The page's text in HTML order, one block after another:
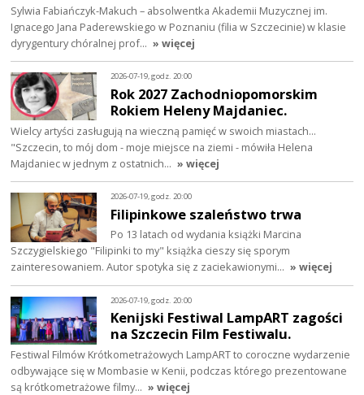
Sylwia Fabiańczyk-Makuch – absolwentka Akademii Muzycznej im.
Ignacego Jana Paderewskiego w Poznaniu (filia w Szczecinie) w klasie
dyrygentury chóralnej prof… » więcej
2026-07-19, godz. 20:00
Rok 2027 Zachodniopomorskim
Rokiem Heleny Majdaniec.
Wielcy artyści zasługują na wieczną pamięć w swoich miastach...
"Szczecin, to mój dom - moje miejsce na ziemi - mówiła Helena
Majdaniec w jednym z ostatnich… » więcej
2026-07-19, godz. 20:00
Filipinkowe szaleństwo trwa
Po 13 latach od wydania książki Marcina
Szczygielskiego "Filipinki to my" książka cieszy się sporym
zainteresowaniem. Autor spotyka się z zaciekawionymi… » więcej
2026-07-19, godz. 20:00
Kenijski Festiwal LampART zagości
na Szczecin Film Festiwalu.
Festiwal Filmów Krótkometrażowych LampART to coroczne wydarzenie
odbywające się w Mombasie w Kenii, podczas którego prezentowane
są krótkometrażowe filmy… » więcej